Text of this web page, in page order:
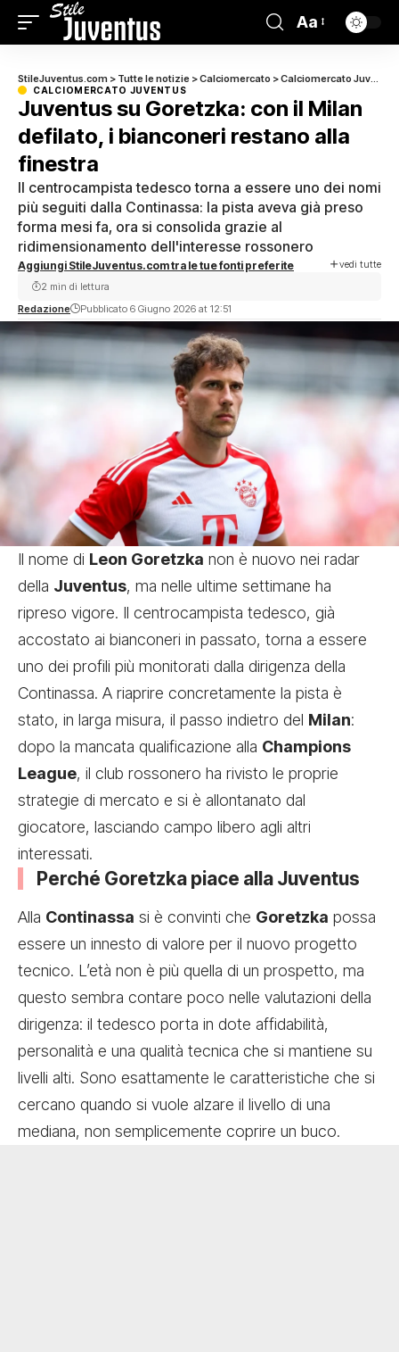
Aa
StileJuventus.com > Tutte le notizie >Calciomercato >Calciomercato Juventus
CALCIOMERCATO JUVENTUS
Juventus su Goretzka: con il Milan
defilato, i bianconeri restano alla
finestra
Il centrocampista tedesco torna a essere uno dei nomi
più seguiti dalla Continassa: la pista aveva già preso
forma mesi fa, ora si consolida grazie al
ridimensionamento dell'interesse rossonero
Aggiungi StileJuventus.com tra le tue fonti preferite vedi tutte
Redazione Pubblicato 6 Giugno 2026 at 12:51
2 min di lettura
Il nome di Leon Goretzka non è nuovo nei radar
della Juventus, ma nelle ultime settimane ha
ripreso vigore. Il centrocampista tedesco, già
accostato ai bianconeri in passato, torna a essere
uno dei profili più monitorati dalla dirigenza della
Continassa. A riaprire concretamente la pista è
stato, in larga misura, il passo indietro del Milan:
dopo la mancata qualificazione alla Champions
League, il club rossonero ha rivisto le proprie
strategie di mercato e si è allontanato dal
giocatore, lasciando campo libero agli altri
interessati.
Perché Goretzka piace alla Juventus
Alla Continassa si è convinti che Goretzka possa
essere un innesto di valore per il nuovo progetto
tecnico. L’età non è più quella di un prospetto, ma
questo sembra contare poco nelle valutazioni della
dirigenza: il tedesco porta in dote affidabilità,
personalità e una qualità tecnica che si mantiene su
livelli alti. Sono esattamente le caratteristiche che si
cercano quando si vuole alzare il livello di una
mediana, non semplicemente coprire un buco.